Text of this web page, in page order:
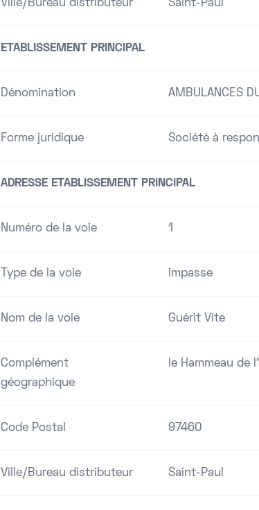
Ville/Bureau distributeur Saint-Paul
ETABLISSEMENT PRINCIPAL
Dénomination AMBULANCES
Forme juridique Société à
ADRESSE ETABLISSEMENT PRINCIPAL
Numéro de la voie 1
Type de la voie impasse
Nom de la voie Guérit Vite
Complément
géographique
le Hammeau de
Code Postal 97460
Ville/Bureau distributeur Saint-Paul